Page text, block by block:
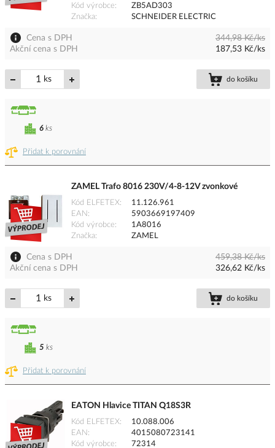
Kód výrobce
ZB5AD303
Značka
SCHNEIDER ELECTRIC
Cena s DPH
344,98 Kč/ks
Akční cena s DPH
187,53 Kč/ks
ks do košíku
Přidat k porovnání
6 ks
ZAMEL Trafo 8016 230V/4-8-12V zvonkové
Kód ELFETEX
11.126.961
EAN
5903669197409
Kód výrobce
1A8016
Značka
ZAMEL
Cena s DPH
459,38 Kč/ks
Akční cena s DPH
326,62 Kč/ks
ks do košíku
Přidat k porovnání
5 ks
EATON Hlavice TITAN Q18S3R
Kód ELFETEX
10.088.006
EAN
4015080723141
Kód výrobce
72314